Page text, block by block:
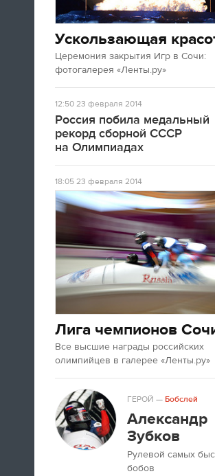
Ускользающая
Церемония закрытия Игр в Сочи:
фотогалерея «Ленты.ру»
12:5023 февраля 2014
Россия побила медальный
рекорд сборной СССР
на Олимпиадах
18:0523 февраля 2014
Лига чемпионов
Все высшие награды российских
олимпийцев в галерее «Ленты.ру»
ГЕРОЙ —Бобслей
Александр
Зубков
Рулевой самых
бобов